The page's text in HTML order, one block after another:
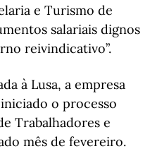
e Turismo de
salariais dignos
reivindicativo”.
à Lusa, a empresa
o processo
Trabalhadores e
mês de fevereiro.